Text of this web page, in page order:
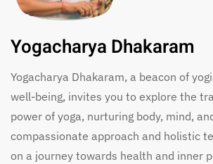
Yogacharya Dhakaram
Yogacharya Dhakaram, a beacon of
well-being, invites you to explore the
power of yoga, nurturing body, mind,
compassionate approach and holistic
on a journey towards health and inner